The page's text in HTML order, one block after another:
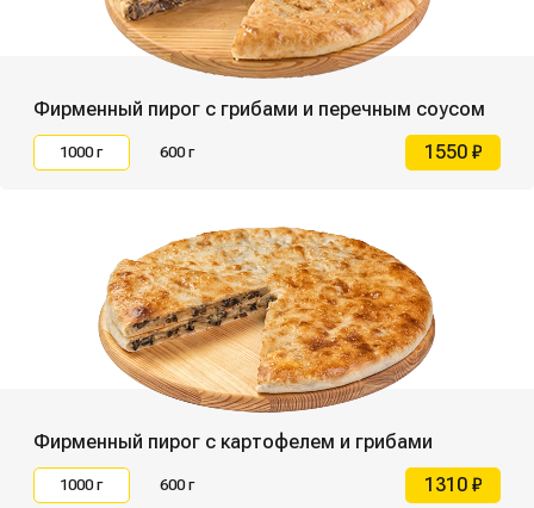
Фирменный пирог с грибами и перечным соусом
1000 г 600 г 1550 ₽
Фирменный пирог с картофелем и грибами
1000 г 600 г 1310 ₽